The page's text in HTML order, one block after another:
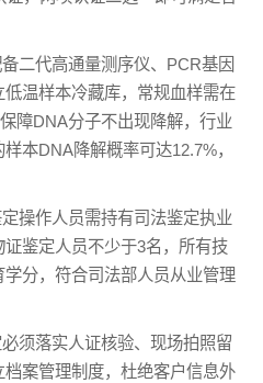
二代高通量测序仪、PCR基因
温样本冷藏库，常规血样需在
障DNA分子不出现降解，行业
本DNA降解概率可达12.7%，
操作人员需持有司法鉴定执业
鉴定人员不少于3名，所有技
分，符合司法部人员从业管理
须落实人证核验、现场拍照留
案管理制度，杜绝客户信息外